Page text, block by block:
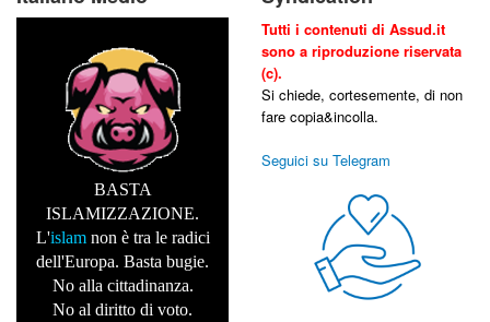
BASTA
ISLAMIZZAZIONE.
L'islam non è tra le radici
dell'Europa. Basta bugie.
No alla cittadinanza.
No al diritto di voto.
Tutti i contenuti di Assud.it
sono a riproduzione riservata
(c).
Si chiede, cortesemente, di non
fare copia&incolla.
Seguici su Telegram